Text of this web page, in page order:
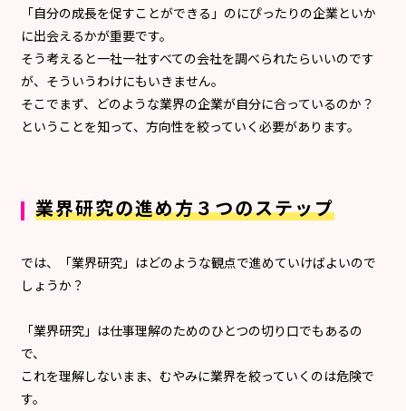
「自分の成長を促すことができる」のにぴったりの企業といか
に出会えるかが重要です。
そう考えると一社一社すべての会社を調べられたらいいのです
が、そういうわけにもいきません。
そこでまず、どのような業界の企業が自分に合っているのか？
ということを知って、方向性を絞っていく必要があります。
業界研究の進め方３つのステップ
では、「業界研究」はどのような観点で進めていけばよいので
しょうか？
「業界研究」は仕事理解のためのひとつの切り口でもあるの
で、
これを理解しないまま、むやみに業界を絞っていくのは危険で
す。